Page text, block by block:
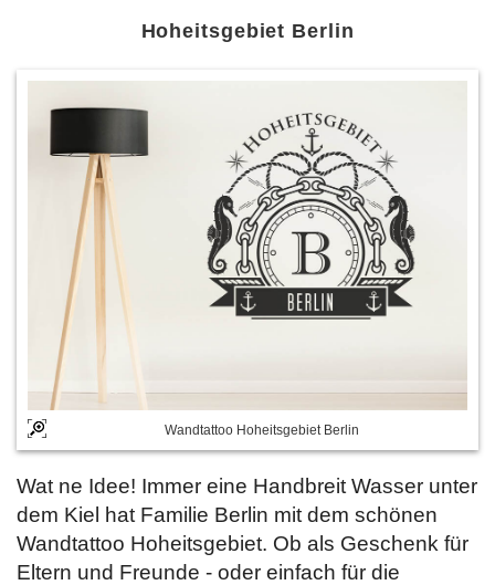
Hoheitsgebiet Berlin
Wandtattoo Hoheitsgebiet Berlin
Wat ne Idee! Immer eine Handbreit Wasser unter
dem Kiel hat Familie Berlin mit dem schönen
Wandtattoo Hoheitsgebiet. Ob als Geschenk für
Eltern und Freunde - oder einfach für die